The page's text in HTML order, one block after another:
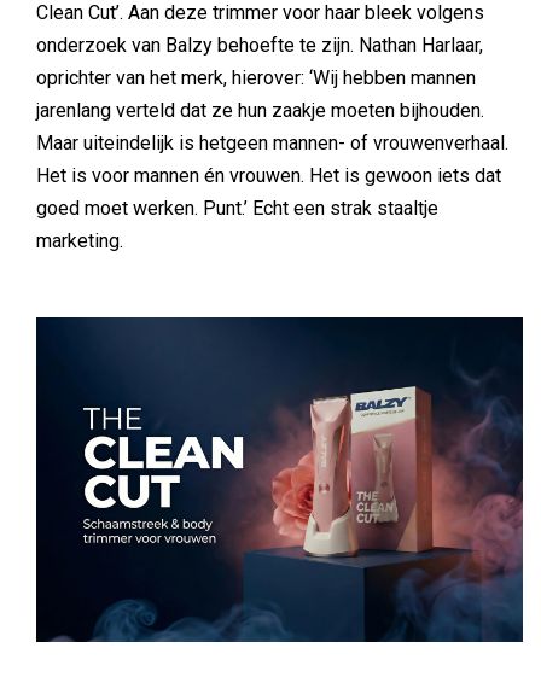
Clean Cut’. Aan deze trimmer voor haar bleek volgens
onderzoek van Balzy behoefte te zijn. Nathan Harlaar,
oprichter van het merk, hierover: ‘Wij hebben mannen
jarenlang verteld dat ze hun zaakje moeten bijhouden.
Maar uiteindelijk is hetgeen mannen- of vrouwenverhaal.
Het is voor mannen én vrouwen. Het is gewoon iets dat
goed moet werken. Punt.’ Echt een strak staaltje
marketing.